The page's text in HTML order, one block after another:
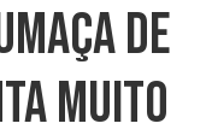
DE
MUITO